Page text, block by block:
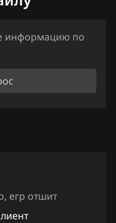
информацию по
егр отшит